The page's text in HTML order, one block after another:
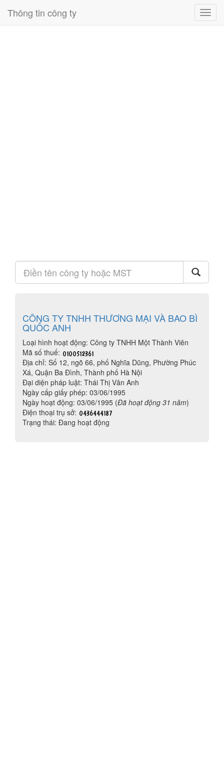
Thông tin công ty
CÔNG TY TNHH THƯƠNG MẠI VÀ BAO BÌ
QUỐC ANH
Loại hình hoạt động: Công ty TNHH Một Thành Viên
Mã số thuế:
Địa chỉ: Số 12, ngõ 66, phố Nghĩa Dũng, Phường Phúc
Xá, Quận Ba Đình, Thành phố Hà Nội
Đại diện pháp luật: Thái Thị Vân Anh
Ngày cấp giấy phép: 03/06/1995
Ngày hoạt động: 03/06/1995 (Đã hoạt động 31 năm)
Điện thoại trụ sở:
Trạng thái: Đang hoạt động